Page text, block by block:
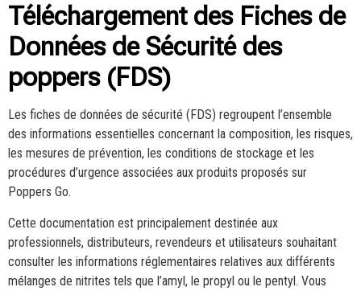
Téléchargement des Fiches de
Données de Sécurité des
poppers (FDS)
Les fiches de données de sécurité (FDS) regroupent l’ensemble
des informations essentielles concernant la composition, les risques,
les mesures de prévention, les conditions de stockage et les
procédures d’urgence associées aux produits proposés sur
Poppers Go.
Cette documentation est principalement destinée aux
professionnels, distributeurs, revendeurs et utilisateurs souhaitant
consulter les informations réglementaires relatives aux différents
mélanges de nitrites tels que l’amyl, le propyl ou le pentyl. Vous